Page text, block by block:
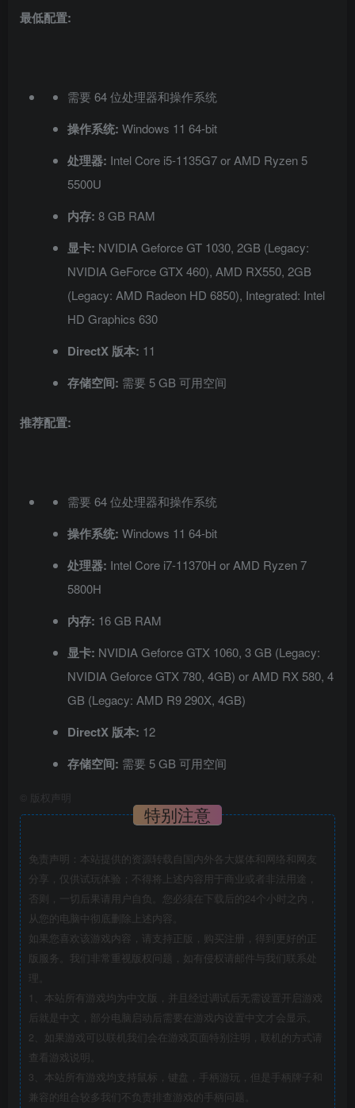
最低配置:
需要 64 位处理器和操作系统
操作系统: Windows 11 64-bit
处理器: Intel Core i5-1135G7 or AMD Ryzen 5
5500U
内存: 8 GB RAM
显卡: NVIDIA Geforce GT 1030, 2GB (Legacy:
NVIDIA GeForce GTX 460), AMD RX550, 2GB
(Legacy: AMD Radeon HD 6850), Integrated: Intel
HD Graphics 630
DirectX 版本: 11
存储空间: 需要 5 GB 可用空间
推荐配置:
需要 64 位处理器和操作系统
操作系统: Windows 11 64-bit
处理器: Intel Core i7-11370H or AMD Ryzen 7
5800H
内存: 16 GB RAM
显卡: NVIDIA Geforce GTX 1060, 3 GB (Legacy:
NVIDIA Geforce GTX 780, 4GB) or AMD RX 580, 4
GB (Legacy: AMD R9 290X, 4GB)
DirectX 版本: 12
存储空间: 需要 5 GB 可用空间
版权声明
特别注意
免责声明：本站提供的资源转载自国内外各大媒体和网络和网友
分享，仅供试玩体验；不得将上述内容用于商业或者非法用途，
否则，一切后果请用户自负。您必须在下载后的24个小时之内，
从您的电脑中彻底删除上述内容。
如果您喜欢该游戏内容，请支持正版，购买注册，得到更好的正
版服务。我们非常重视版权问题，如有侵权请邮件与我们联系处
理。
1、本站所有游戏均为中文版，并且经过调试后无需设置开启游戏
后就是中文，部分电脑启动后需要在游戏内设置中文才会显示。
2、如果游戏可以联机我们会在游戏页面特别注明，联机的方式请
查看游戏说明。
3、本站所有游戏均支持鼠标，键盘，手柄游玩，但是手柄牌子和
兼容的组合较多我们不负责排查游戏的手柄问题。